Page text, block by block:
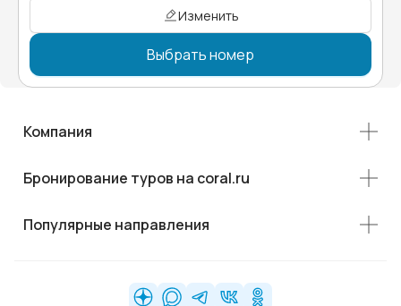
Изменить
Выбрать номер
Компания
Бронирование туров на coral.ru
Популярные направления